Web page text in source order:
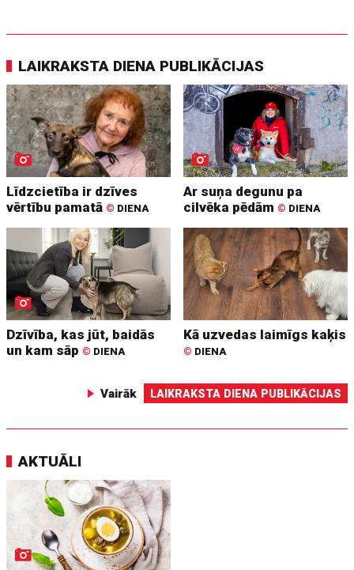
LAIKRAKSTA DIENA PUBLIKĀCIJAS
Līdzcietība ir dzīves
vērtību pamatā © DIENA
Ar suņa degunu pa
cilvēka pēdām © DIENA
Dzīvība, kas jūt, baidās
un kam sāp © DIENA
Kā uzvedas laimīgs kaķis
© DIENA
Vairāk LAIKRAKSTA DIENA PUBLIKĀCIJAS
AKTUĀLI